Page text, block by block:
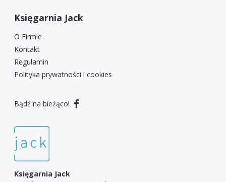
Księgarnia Jack
O Firmie
Kontakt
Regulamin
Polityka prywatności i cookies
Bądź na bieżąco!
Księgarnia Jack